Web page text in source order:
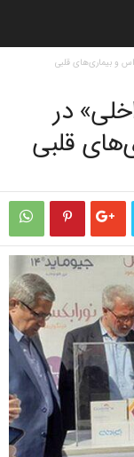
و بیماری‌های قلبی
در
قلبی